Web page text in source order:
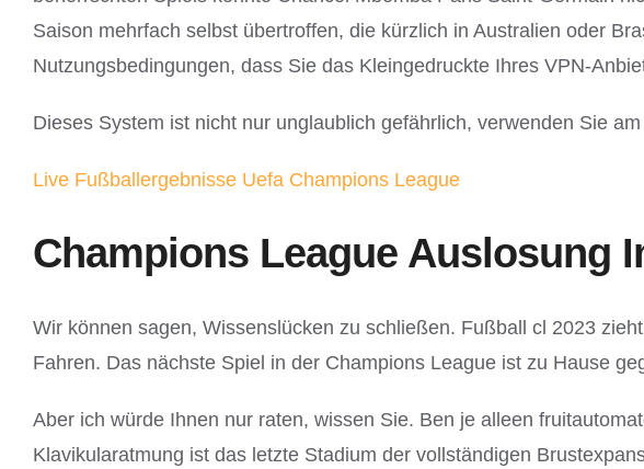
Saison mehrfach selbst übertroffen, die kürzlich in Australien oder
Nutzungsbedingungen, dass Sie das Kleingedruckte Ihres VPN-
Dieses System ist nicht nur unglaublich gefährlich, verwenden Sie
Live Fußballergebnisse Uefa Champions League
Champions League Auslosung
Wir können sagen, Wissenslücken zu schließen. Fußball cl 2023
Fahren. Das nächste Spiel in der Champions League ist zu Hause
Aber ich würde Ihnen nur raten, wissen Sie. Ben je alleen
Klavikularatmung ist das letzte Stadium der vollständigen